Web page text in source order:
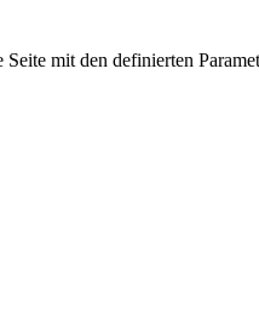
mit den definierten